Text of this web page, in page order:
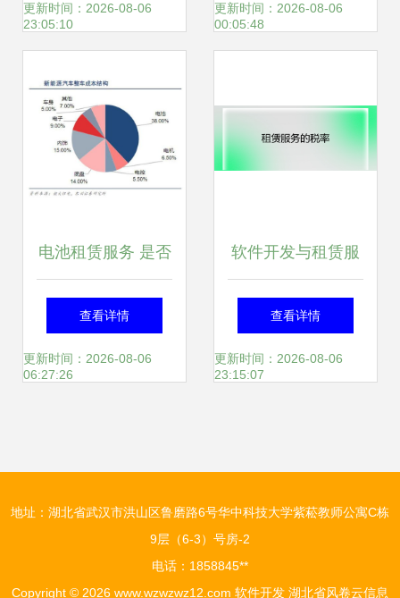
厂的实战样本
更新时间：2026-08-06
23:05:10
法检查 注意 这几
更新时间：2026-08-06
00:05:48
电池租赁服务 是否
会成为行业新趋
势？——从软件开
查看详情
更新时间：2026-08-06
06:27:26
软件开发与租赁服
务的增值税税率解
析
查看详情
更新时间：2026-08-06
23:15:07
地址：湖北省武汉市洪山区鲁磨路6号华中科技大学紫菘教师公寓C栋
9层（6-3）号房-2
电话：1858845**
Copyright © 2026 www.wzwzwz12.com 软件开发 湖北省风卷云信息